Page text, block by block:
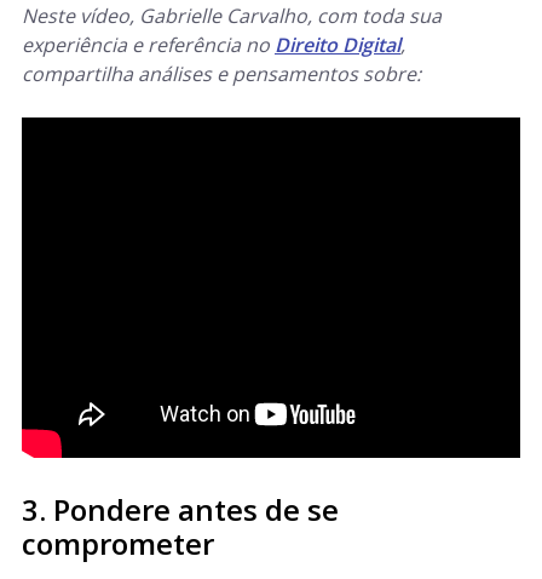
Neste vídeo, Gabrielle Carvalho, com toda sua
experiência e referência no Direito Digital,
compartilha análises e pensamentos sobre:
3. Pondere antes de se
comprometer